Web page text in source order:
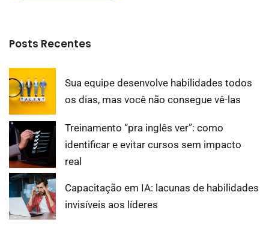
Posts Recentes
Sua equipe desenvolve habilidades todos
os dias, mas você não consegue vê-las
Treinamento “pra inglês ver”: como
identificar e evitar cursos sem impacto
real
Capacitação em IA: lacunas de habilidades
invisíveis aos líderes